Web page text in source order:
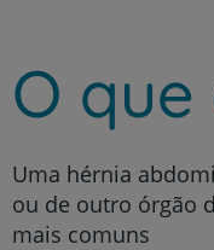
O
Uma hérnia
ou de outro órgão
mais comuns